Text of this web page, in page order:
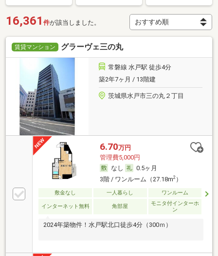
16,361 件が該当しました。
賃貸マンション グラーヴェ三の丸
常磐線 水戸駅 徒歩4分
築2年7ヶ月 / 13階建
茨城県水戸市三の丸２丁目
6.70万円
管理費5,000円
なし
0.5ヶ月
3階 / ワンルーム（27.18m2）
敷金なし 一人暮らし ワンルーム
インターネット無料 角部屋
モニタ付インターホ
ン
2024年築物件！水戸駅北口徒歩4分（300ｍ）